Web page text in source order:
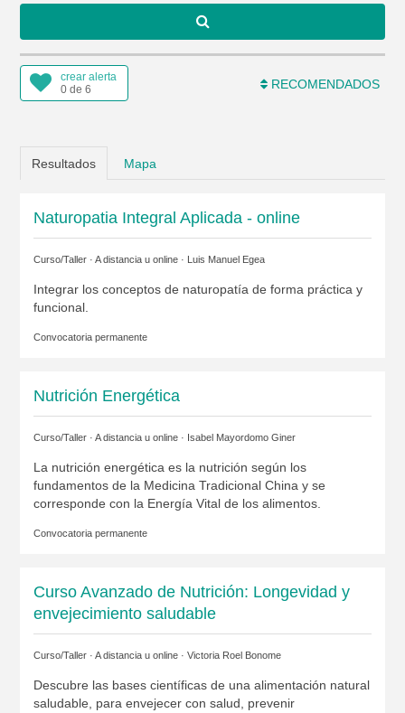
crear alerta
0 de 6
RECOMENDADOS
Resultados Mapa
Naturopatia Integral Aplicada - online
Curso/Taller · A distancia u online · Luis Manuel Egea
Integrar los conceptos de naturopatía de forma práctica y
funcional.
Convocatoria permanente
Nutrición Energética
Curso/Taller · A distancia u online · Isabel Mayordomo Giner
La nutrición energética es la nutrición según los
fundamentos de la Medicina Tradicional China y se
corresponde con la Energía Vital de los alimentos.
Convocatoria permanente
Curso Avanzado de Nutrición: Longevidad y
envejecimiento saludable
Curso/Taller · A distancia u online · Victoria Roel Bonome
Descubre las bases científicas de una alimentación natural
saludable, para envejecer con salud, prevenir